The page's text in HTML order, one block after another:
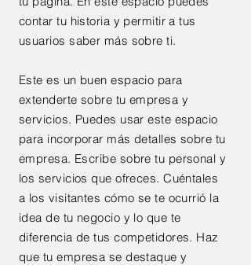
contar tu historia y permitir a tus
usuarios saber más sobre ti.
Este es un buen espacio para
extenderte sobre tu empresa y
servicios. Puedes usar este espacio
para incorporar más detalles sobre tu
empresa. Escribe sobre tu personal y
los servicios que ofreces. Cuéntales
a los visitantes cómo se te ocurrió la
idea de tu negocio y lo que te
diferencia de tus competidores. Haz
que tu empresa se destaque y